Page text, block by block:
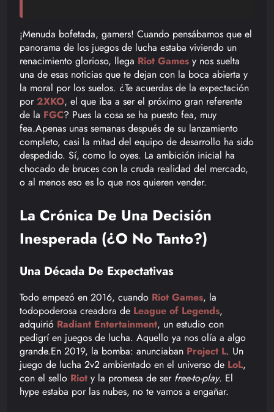
¡Menuda bofetada, gamers! Cuando pensábamos que el
panorama de los juegos de lucha estaba viviendo un
renacimiento glorioso, llega Riot Games y nos suelta
una de esas noticias que te dejan con la boca abierta y
la moral por los suelos. ¿Te acuerdas de la expectación
por2XKO, el que iba a ser el próximo gran referente
de la FGC? Pues la cosa se ha puesto fea, muy
fea.Apenas unas semanas después de su lanzamiento
completo, casi la mitad del equipo de desarrollo ha sido
despedido. Sí, como lo oyes. La ambición inicial ha
chocado de bruces con la cruda realidad del mercado,
o al menos eso es lo que nos quieren vender.
La Crónica De Una Decisión
Inesperada (¿O No Tanto?)
Una Década De Expectativas
Todo empezó en 2016, cuando Riot Games, la
todopoderosa creadora de League of Legends,
adquirió Radiant Entertainment, un estudio con
pedigrí en juegos de lucha. Aquello ya nos olía a algo
grande.En 2019, la bomba: anunciaban Project L. Un
juego de lucha 2v2 ambientado en el universo de LoL,
con el sello Riot y la promesa de ser free-to-play. El
hype estaba por las nubes, no te vamos a engañar.